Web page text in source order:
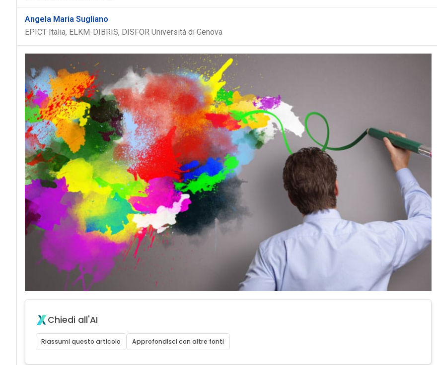
Angela Maria Sugliano
EPICT Italia, ELKM-DIBRIS, DISFOR Università di Genova
Chiedi all'AI
Riassumi questo articolo Approfondisci con altre fonti